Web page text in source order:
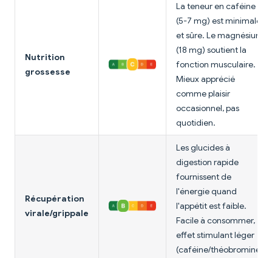
Nutrition
grossesse
La teneur en caféine
(5-7 mg) est minimale
et sûre. Le magnésium
(18 mg) soutient la
fonction musculaire.
Mieux apprécié
comme plaisir
occasionnel, pas
quotidien.
Récupération
virale/grippale
Les glucides à
digestion rapide
fournissent de
l'énergie quand
l'appétit est faible.
Facile à consommer,
effet stimulant léger
(caféine/théobromine)